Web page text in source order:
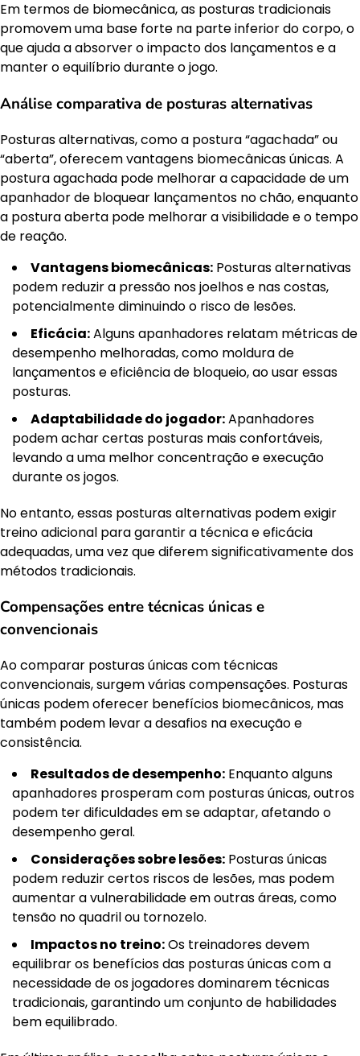
Em termos de biomecânica, as posturas tradicionais
promovem uma base forte na parte inferior do corpo, o
que ajuda a absorver o impacto dos lançamentos e a
manter o equilíbrio durante o jogo.
Análise comparativa de posturas alternativas
Posturas alternativas, como a postura “agachada” ou
“aberta”, oferecem vantagens biomecânicas únicas. A
postura agachada pode melhorar a capacidade de um
apanhador de bloquear lançamentos no chão, enquanto
a postura aberta pode melhorar a visibilidade e o tempo
de reação.
Vantagens biomecânicas: Posturas alternativas
podem reduzir a pressão nos joelhos e nas costas,
potencialmente diminuindo o risco de lesões.
Eficácia:Alguns apanhadores relatam métricas de
desempenho melhoradas, como moldura de
lançamentos e eficiência de bloqueio, ao usar essas
posturas.
Adaptabilidade do jogador:Apanhadores
podem achar certas posturas mais confortáveis,
levando a uma melhor concentração e execução
durante os jogos.
No entanto, essas posturas alternativas podem exigir
treino adicional para garantir a técnica e eficácia
adequadas, uma vez que diferem significativamente dos
métodos tradicionais.
Compensações entre técnicas únicas e
convencionais
Ao comparar posturas únicas com técnicas
convencionais, surgem várias compensações. Posturas
únicas podem oferecer benefícios biomecânicos, mas
também podem levar a desafios na execução e
consistência.
Resultados de desempenho: Enquanto alguns
apanhadores prosperam com posturas únicas, outros
podem ter dificuldades em se adaptar, afetando o
desempenho geral.
Considerações sobre lesões: Posturas únicas
podem reduzir certos riscos de lesões, mas podem
aumentar a vulnerabilidade em outras áreas, como
tensão no quadril ou tornozelo.
Impactos no treino:Os treinadores devem
equilibrar os benefícios das posturas únicas com a
necessidade de os jogadores dominarem técnicas
tradicionais, garantindo um conjunto de habilidades
bem equilibrado.